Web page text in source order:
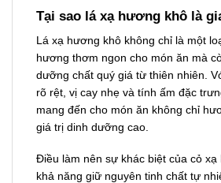
Tại sao lá xạ hương khô là
Lá xạ hương khô không chỉ là một
hương thơm ngon cho món ăn mà
dưỡng chất quý giá từ thiên nhiên.
rõ rệt, vị cay nhẹ và tính ấm đặc
mang đến cho món ăn không chỉ
giá trị dinh dưỡng cao.
Điều làm nên sự khác biệt của cỏ
khả năng giữ nguyên tinh chất tự